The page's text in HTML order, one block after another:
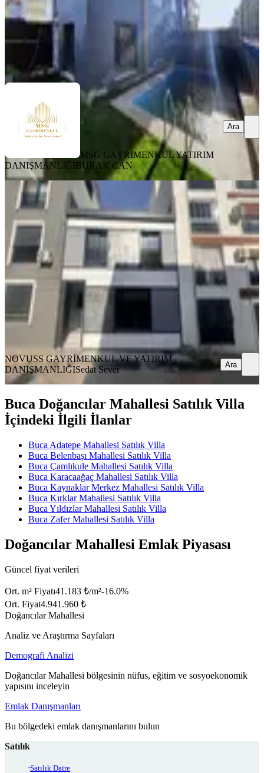
MSG GAYRİMENKUL YATIRIM DANIŞMANLIĞI
BURAK
CAN
Ara
MSG GAYRİMENKUL YATIRIM
DANIŞMANLIĞIBURAK CAN
Ara
SIFIR BİNA
Novuss Gayrimenkul\\sınav Koleji
Yakını Ultra Lüks Müstakil 4+1 Villa
Buca, Çamlıkule Mahallesi
4+1
306 m² 10.12.2025
15.000.000 ₺
NOVUSS GAYRİMENKUL VE YATIRIM
DANIŞMANLIĞI
Sedat Sever
NOVUSS GAYRİMENKUL VE YATIRIM
DANIŞMANLIĞISedat Sever Ara
Buca Doğancılar Mahallesi Satılık Villa
İçindeki İlgili İlanlar
Buca Adatepe Mahallesi Satılık Villa
Buca Belenbaşı Mahallesi Satılık Villa
Buca Çamlıkule Mahallesi Satılık Villa
Buca Karacaağaç Mahallesi Satılık Villa
Buca Kaynaklar Merkez Mahallesi Satılık Villa
Buca Kırklar Mahallesi Satılık Villa
Buca Yıldızlar Mahallesi Satılık Villa
Buca Zafer Mahallesi Satılık Villa
Doğancılar Mahallesi Emlak Piyasası
Güncel fiyat verileri
Ort. m² Fiyatı41.183 ₺/m²-16.0%
Ort. Fiyat4.941.960 ₺
Doğancılar Mahallesi
Analiz ve Araştırma Sayfaları
Demografi Analizi
Doğancılar Mahallesi bölgesinin nüfus, eğitim ve sosyoekonomik
yapısını inceleyin
Emlak Danışmanları
Bu bölgedeki emlak danışmanlarını bulun
Satılık
Satılık Daire